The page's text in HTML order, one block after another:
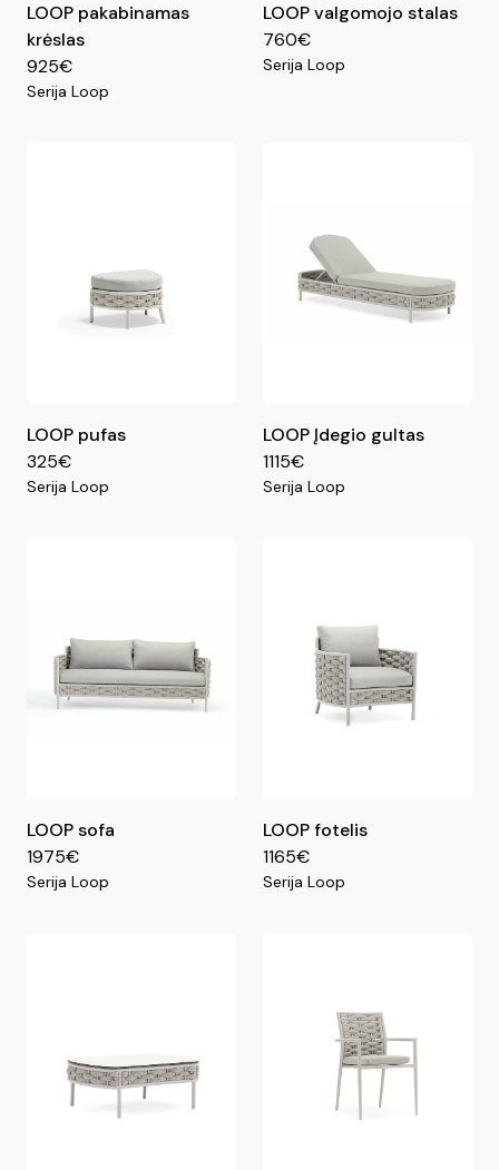
LOOP pakabinamas
krėslas
925€
Serija Loop
LOOP valgomojo stalas
760€
Serija Loop
LOOP pufas
325€
Serija Loop
LOOP Įdegio gultas
1115€
Serija Loop
LOOP sofa
1975€
Serija Loop
LOOP fotelis
1165€
Serija Loop